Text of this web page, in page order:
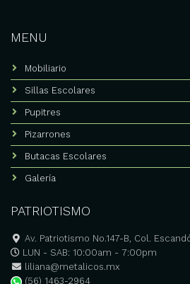
producto
MENU
Mobiliario
Sillas Escolares
Pupitres
Pizarrones
Butacas Escolares
Galería
PATRIOTISMO
Av. Patriotismo No.147-B, Col.
LUN - SAB: 10:00am - 7:00pm
liliana@metalicos.mx
(56) 1463-2964